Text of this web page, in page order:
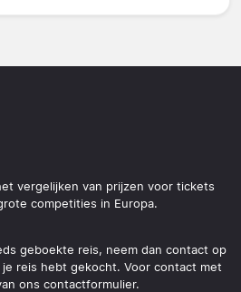
vergelijken van prijzen voor tickets
competities in Europa.
geboekte reis, neem dan contact op
reis hebt gekocht. Voor contact met
ons contactformulier.